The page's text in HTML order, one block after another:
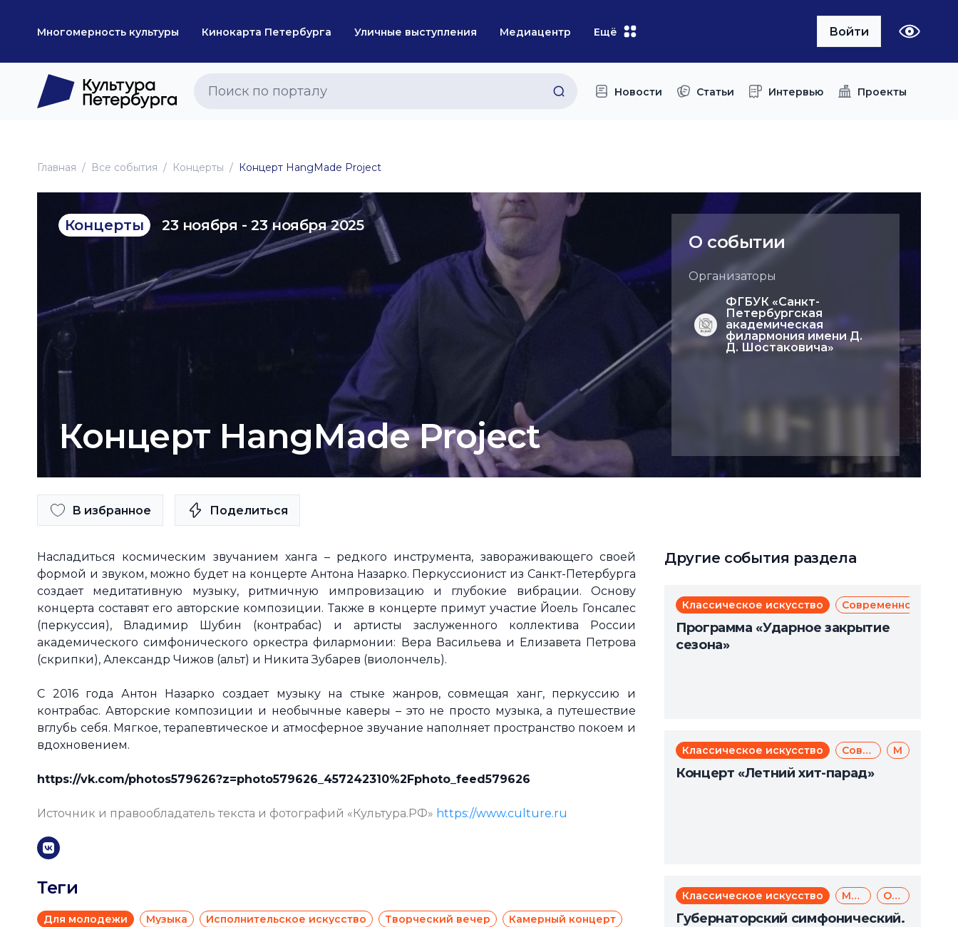
Многомерность культуры Кинокарта Петербурга Уличные выступления Медиацентр Ещё Войти
Новости Статьи Интервью Проекты
Главная Все события Концерты Концерт HangMade Project
Концерты 23 ноября - 23 ноября 2025
Концерт HangMade Project
О событии
Организаторы
ФГБУК «Санкт-
Петербургская
академическая
филармония имени Д.
Д. Шостаковича»
В избранное Поделиться
Насладиться космическим звучанием ханга – редкого инструмента, завораживающего своей
формой и звуком, можно будет на концерте Антона Назарко. Перкуссионист из Санкт-Петербурга
создает медитативную музыку, ритмичную импровизацию и глубокие вибрации. Основу
концерта составят его авторские композиции. Также в концерте примут участие Йоель Гонсалес
(перкуссия), Владимир Шубин (контрабас) и артисты заслуженного коллектива России
академического симфонического оркестра филармонии: Вера Васильева и Елизавета Петрова
(скрипки), Александр Чижов (альт) и Никита Зубарев (виолончель).
С 2016 года Антон Назарко создает музыку на стыке жанров, совмещая ханг, перкуссию и
контрабас. Авторские композиции и необычные каверы – это не просто музыка, а путешествие
вглубь себя. Мягкое, терапевтическое и атмосферное звучание наполняет пространство покоем и
вдохновением.
https://vk.com/photos579626?z=photo579626_457242310%2Fphoto_feed579626
Источник и правообладатель текста и фотографий «Культура.РФ» https://www.culture.ru
Теги
Для молодежи Музыка Исполнительское искусство Творческий вечер Камерный концерт
Другие события раздела
Классическое искусство Современное
Программа «Ударное закрытие
сезона»
Классическое искусство Современное искусство Музыка
Концерт «Летний хит-парад»
Классическое искусство Музыка Опера
Губернаторский симфонический.